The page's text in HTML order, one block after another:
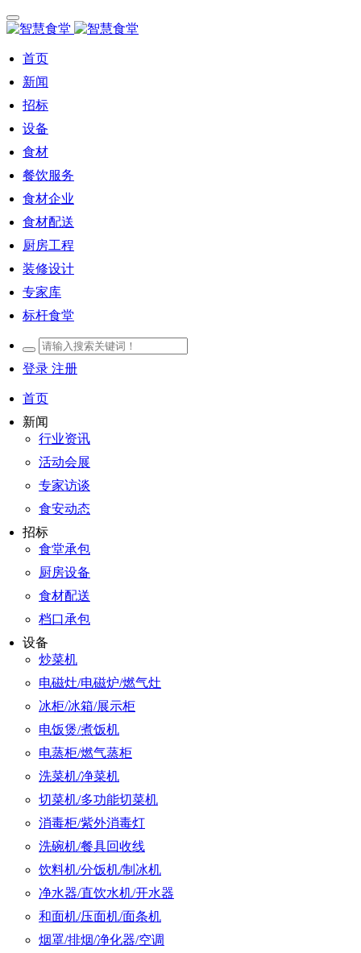
首页
新闻
招标
设备
食材
餐饮服务
食材企业
食材配送
厨房工程
装修设计
专家库
标杆食堂
登录 注册
首页
新闻
行业资讯
活动会展
专家访谈
食安动态
招标
食堂承包
厨房设备
食材配送
档口承包
设备
炒菜机
电磁灶/电磁炉/燃气灶
冰柜/冰箱/展示柜
电饭煲/煮饭机
电蒸柜/燃气蒸柜
洗菜机/净菜机
切菜机/多功能切菜机
消毒柜/紫外消毒灯
洗碗机/餐具回收线
饮料机/分饭机/制冰机
净水器/直饮水机/开水器
和面机/压面机/面条机
烟罩/排烟/净化器/空调